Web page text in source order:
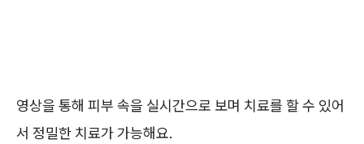
영상을 통해 피부 속을 실시간으로 보며 치료를 할 수 있어
서 정밀한 치료가 가능해요.